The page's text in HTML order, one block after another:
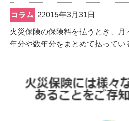
コラム 22015年3月31日
火災保険の保険料を払うとき、月
年分や数年分をまとめて払って